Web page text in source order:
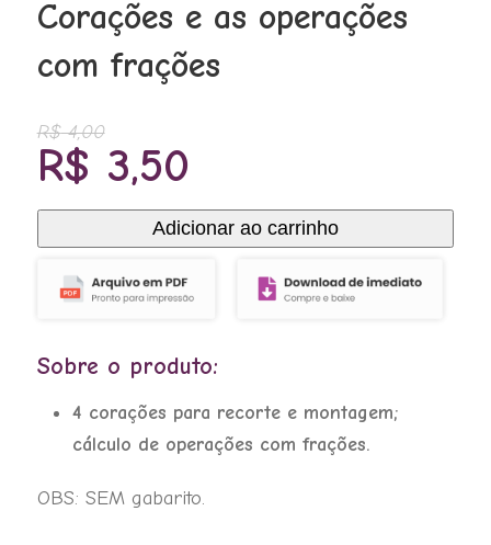
Corações e as operações
com frações
R$4,00
O
preço
original
era:
R$ 4,00.
R$ 3,50
preço
atual
R$ 3,50.
Corações
com
frações
quantidade
Adicionar ao carrinho
Sobre o produto:
4 corações para recorte e montagem;
cálculo de operações com frações.
OBS: SEM gabarito.